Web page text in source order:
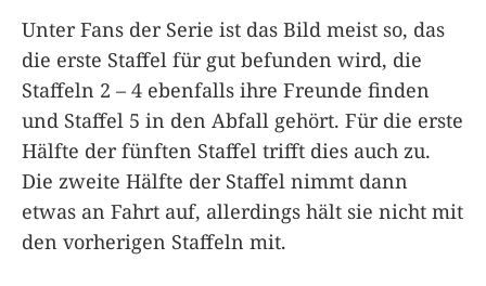
Unter Fans der Serie ist das Bild meist so, das
die erste Staffel für gut befunden wird, die
Staffeln 2 – 4 ebenfalls ihre Freunde finden
und Staffel 5 in den Abfall gehört. Für die erste
Hälfte der fünften Staffel trifft dies auch zu.
Die zweite Hälfte der Staffel nimmt dann
etwas an Fahrt auf, allerdings hält sie nicht mit
den vorherigen Staffeln mit.